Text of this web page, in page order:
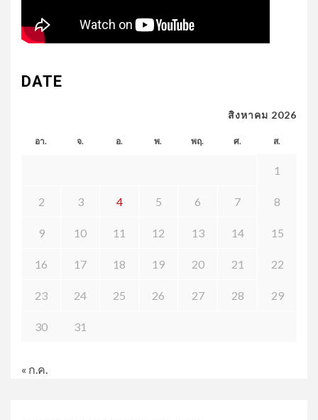
DATE
สิงหาคม 2026
อา. จ. อ. พ. พฤ. ศ. ส.
1
2 3 4 5 6 7 8
9 10 11 12 13 14 15
16 17 18 19 20 21 22
23 24 25 26 27 28 29
30 31
« ก.ค.